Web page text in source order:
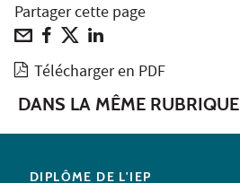
Partager cette page
Télécharger en PDF
DANS LA MÊME RUBRIQUE
DIPLÔME DE L'IEP